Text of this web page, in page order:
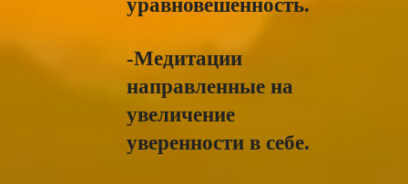
уравновешенность.
-Медитации
направленные на
увеличение
уверенности в себе.